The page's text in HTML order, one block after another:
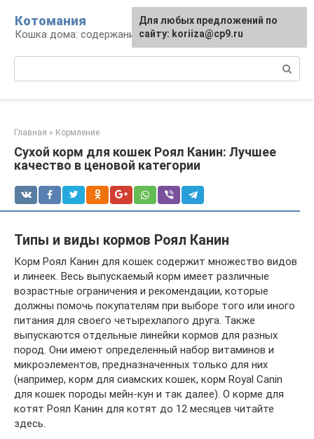
контенту
Котомания
Кошка дома: содержание и уход
Главная » Кормление
Сухой корм для кошек Роял Канин: Лучшее
качество в ценовой категории
Типы и виды кормов Роял Канин
Корм Роял Канин для кошек содержит множество видов
и линеек. Весь выпускаемый корм имеет различные
возрастные ограничения и рекомендации, которые
должны помочь покупателям при выборе того или иного
питания для своего четырехлапого друга. Также
выпускаются отдельные линейки кормов для разных
пород. Они имеют определенный набор витаминов и
микроэлементов, предназначенных только для них
(например, корм для сиамских кошек, корм Royal Canin
для кошек породы мейн-кун и так далее). О корме для
котят Роял Канин для котят до 12 месяцев читайте
здесь.
Для любых предложений по
сайту: koriiza@cp9.ru